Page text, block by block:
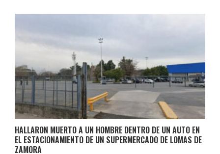
HALLARON MUERTO A UN HOMBRE DENTRO DE UN AUTO EN
EL ESTACIONAMIENTO DE UN SUPERMERCADO DE LOMAS DE
ZAMORA